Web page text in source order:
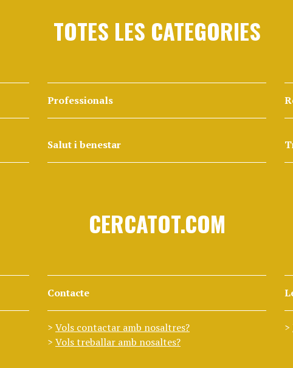
TOTES LES CATEGORIES
Professionals
Salut i benestar
CERCATOT.COM
Contacte
Vols contactar amb nosaltres?
Vols treballar amb nosaltes?